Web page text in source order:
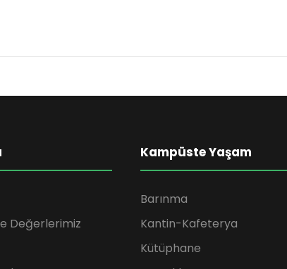
Değerlerimiz
Kampüste Yaşam
Barınma
Kantin-Kafeterya
Kütüphane